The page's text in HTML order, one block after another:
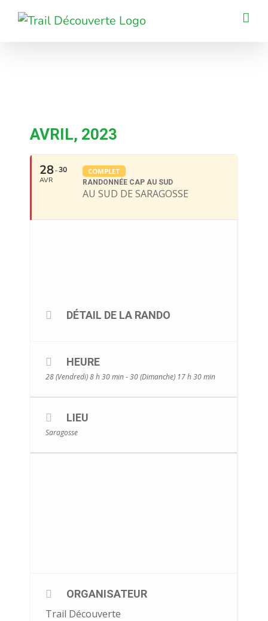
Passer
AVRIL, 2023
28
AVR
30 COMPLET
RANDONNÉE CAP AU SUD
AU SUD DE SARAGOSSE
DÉTAIL DE LA RANDO
HEURE
28 (Vendredi) 8 h 30 min - 30 (Dimanche) 17 h 30 min
LIEU
Saragosse
ORGANISATEUR
Trail Découverte